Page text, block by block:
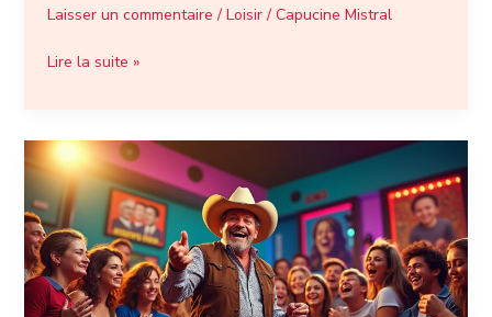
Laisser un commentaire / Loisir/ Capucine Mistral
Lire la suite »
Les
meilleures
blagues
de
Chuck
Norris
qui